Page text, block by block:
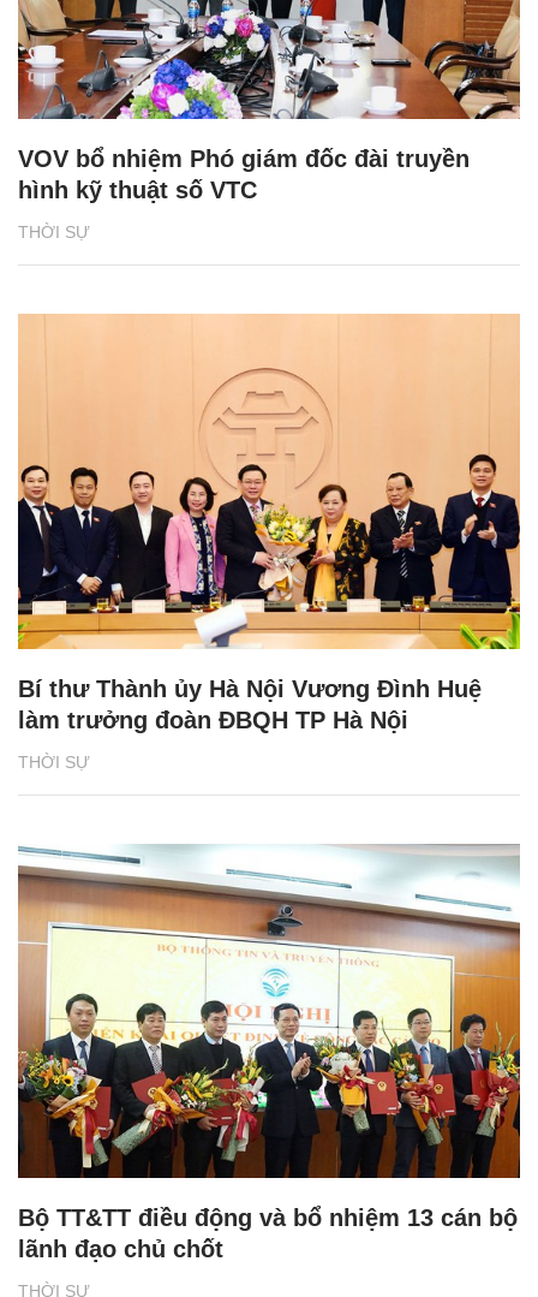
THỜI SỰ
VOV bổ nhiệm Phó giám đốc đài truyền
hình kỹ thuật số VTC
THỜI SỰ
Bí thư Thành ủy Hà Nội Vương Đình Huệ
làm trưởng đoàn ĐBQH TP Hà Nội
THỜI SỰ
Bộ TT&TT điều động và bổ nhiệm 13 cán bộ
lãnh đạo chủ chốt